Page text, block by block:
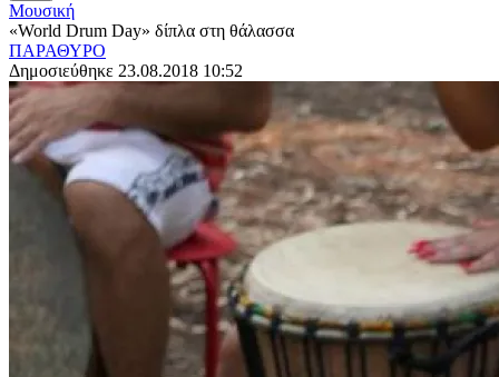
Μουσική
«World Drum Day» δίπλα στη θάλασσα
ΠΑΡΑΘΥΡΟ
Δημοσιεύθηκε 23.08.2018 10:52